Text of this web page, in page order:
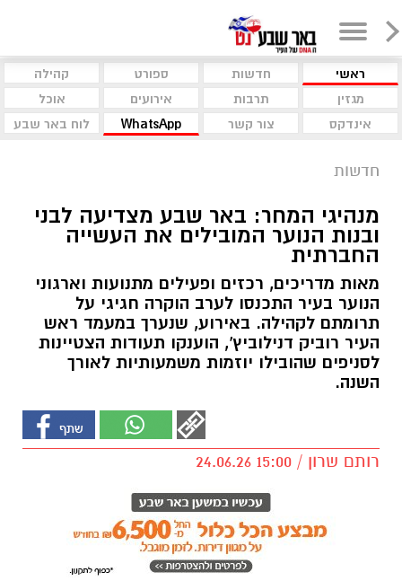
ראשי חדשות ספורט
קהילה
מגזין
תרבות אירועים
אוכל
אינדקס
צור קשר WhatsApp לוח באר שבע
חדשות
מנהיגי המחר: באר שבע מצדיעה לבני
ובנות הנוער המובילים את העשייה
החברתית
מאות מדריכים, רכזים ופעילים מתנועות וארגוני
הנוער בעיר התכנסו לערב הוקרה חגיגי על
תרומתם לקהילה. באירוע, שנערך במעמד ראש
העיר רוביק דנילוביץ', הוענקו תעודות הצטיינות
לסניפים שהובילו יוזמות משמעותיות לאורך
השנה.
רותם שרון / 15:00 24.06.26